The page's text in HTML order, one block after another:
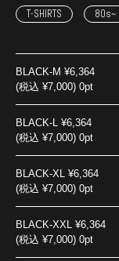
T-SHIRTS 80s~
BLACK-M ¥6,364
(税込 ¥7,000) 0pt
BLACK-L ¥6,364
(税込 ¥7,000) 0pt
BLACK-XL ¥6,364
(税込 ¥7,000) 0pt
BLACK-XXL ¥6,364
(税込 ¥7,000) 0pt